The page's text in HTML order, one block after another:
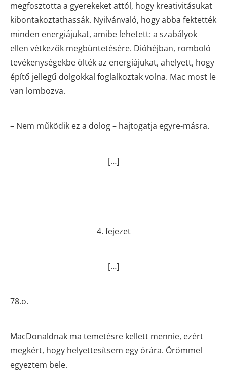
megfosztotta a gyerekeket attól, hogy kreativitásukat
kibontakoztathassák. Nyilvánvaló, hogy abba fektették
minden energiájukat, amibe lehetett: a szabályok
ellen vétkezők megbüntetésére. Dióhéjban, romboló
tevékenységekbe ölték az energiájukat, ahelyett, hogy
építő jellegű dolgokkal foglalkoztak volna. Mac most le
van lombozva.
– Nem működik ez a dolog – hajtogatja egyre-másra.
[…]
4. fejezet
[…]
78.o.
MacDonaldnak ma temetésre kellett mennie, ezért
megkért, hogy helyettesítsem egy órára. Örömmel
egyeztem bele.